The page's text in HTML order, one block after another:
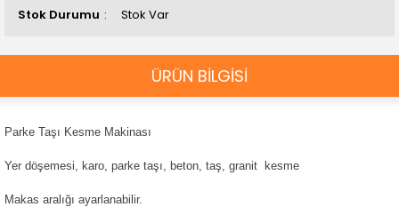
Stok Durumu Stok Var
ÜRÜN BİLGİSİ
Parke Taşı Kesme Makinası
Yer döşemesi, karo, parke taşı, beton, taş, granit kesme
Makas aralığı ayarlanabilir.